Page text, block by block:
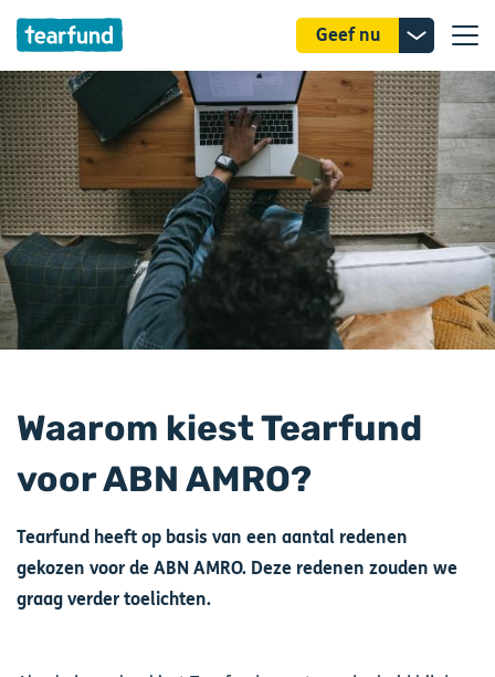
Geef nu
Waarom kiest Tearfund
voor ABN AMRO?
Tearfund heeft op basis van een aantal redenen
gekozen voor de ABN AMRO. Deze redenen zouden we
graag verder toelichten.